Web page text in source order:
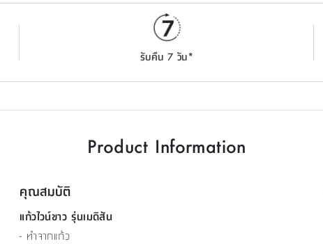
รับคืน 7 วัน*
Product Information
คุณสมบัติ
แก้วไวน์ขาว รุ่นเมดิสัน
- ทำจากแก้ว